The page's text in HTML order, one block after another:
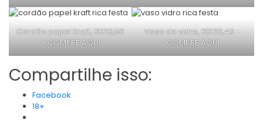
Cordão papel Kraft, R$23,50
–COMPRE AQUI
Vaso de vidro, R$120,40 –
COMPRE AQUI
Compartilhe isso:
Facebook
18+